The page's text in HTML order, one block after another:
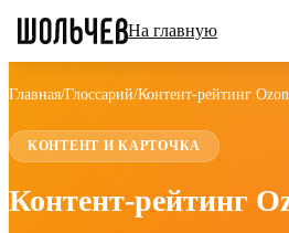
На главную
Главная/Глоссарий/Контент-рейтинг Ozon
КОНТЕНТ И КАРТОЧКА
Контент-рейтинг